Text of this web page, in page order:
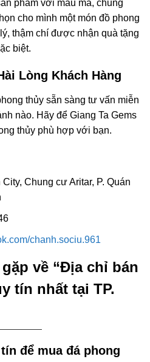
phẩm với mẫu mã, chủng
cho mình một món đồ phong
thậm chí được nhận quà tặng
biệt.
Lòng Khách Hàng
thủy sẵn sàng tư vấn miễn
nào. Hãy để Giang Ta Gems
thủy phù hợp với bạn.
Chung cư Aritar, P. Quán
chanh.sociu.961
về “Địa chỉ bán
tín nhất tại TP.
để mua đá phong